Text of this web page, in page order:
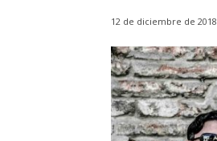
12 de diciembre de 2018